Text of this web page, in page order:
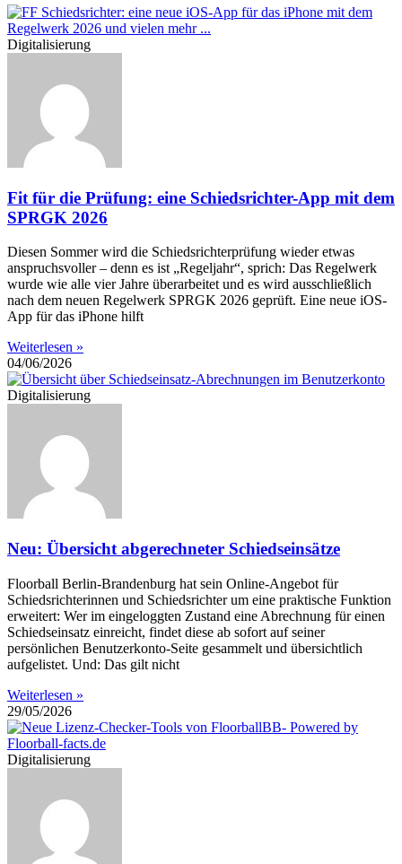
Digitalisierung
Fit für die Prüfung: eine Schiedsrichter-App mit dem
SPRGK 2026
Diesen Sommer wird die Schiedsrichterprüfung wieder etwas
anspruchsvoller – denn es ist „Regeljahr“, sprich: Das Regelwerk
wurde wie alle vier Jahre überarbeitet und es wird ausschließlich
nach dem neuen Regelwerk SPRGK 2026 geprüft. Eine neue iOS-
App für das iPhone hilft
Weiterlesen »
04/06/2026
Digitalisierung
Neu: Übersicht abgerechneter Schiedseinsätze
Floorball Berlin-Brandenburg hat sein Online-Angebot für
Schiedsrichterinnen und Schiedsrichter um eine praktische Funktion
erweitert: Wer im eingeloggten Zustand eine Abrechnung für einen
Schiedseinsatz einreicht, findet diese ab sofort auf seiner
persönlichen Benutzerkonto-Seite gesammelt und übersichtlich
aufgelistet. Und: Das gilt nicht
Weiterlesen »
29/05/2026
Digitalisierung